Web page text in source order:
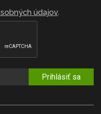
údajov.
Prihlásiť sa